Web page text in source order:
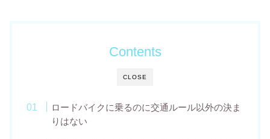
CLOSE
Contents
ロードバイクに乗るのに交通ルール以外の決ま
りはない